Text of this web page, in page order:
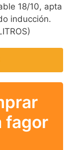
18/10, apta
inducción.
fagor